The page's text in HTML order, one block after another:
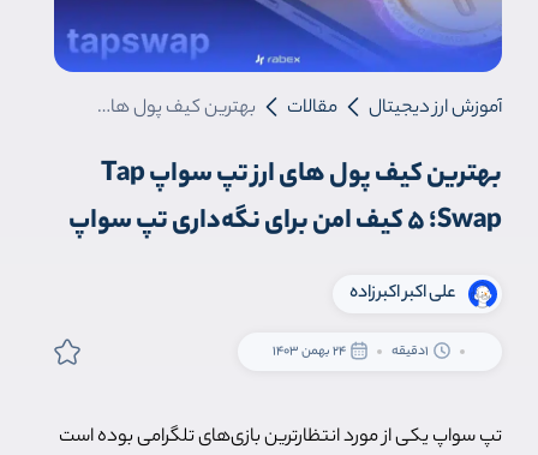
آموزش ارز دیجیتال مقالات بهترین کیف پول‌ های ارز تپ سواپ Tap Swap؛ 5 کیف امن برای نگه‌داری تپ سواپ
بهترین کیف پول‌ های ارز تپ سواپ Tap
Swap؛ 5 کیف امن برای نگه‌داری تپ سواپ
علی اکبر اکبرزاده
1دقیقه 24 بهمن 1403
تپ سواپ یکی از مورد انتظار‌ترین بازی‌های تلگرامی بوده است